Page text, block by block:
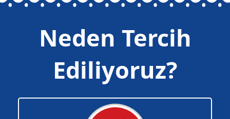
Neden Tercih
Ediliyoruz?